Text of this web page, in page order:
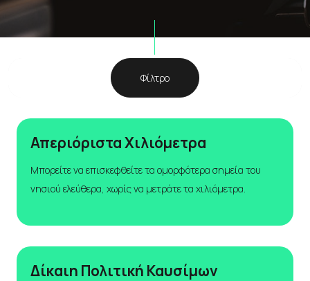
Φίλτρο
Απεριόριστα Χιλιόμετρα
Μπορείτε να επισκεφθείτε τα ομορφότερα σημεία του
νησιού ελεύθερα, χωρίς να μετράτε τα χιλιόμετρα.
Δίκαιη Πολιτική Καυσίμων